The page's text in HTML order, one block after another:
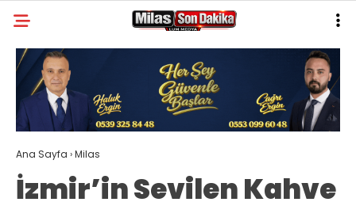
26.6
GALERİ YAZARLAR
MILAS
MUĞLA’DAN
ASAYIŞ
Ana Sayfa ›Milas
İzmir’in Sevilen Kahve